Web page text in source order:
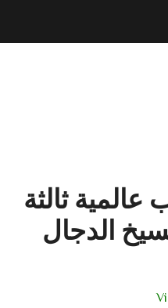
ثالثة
الدجال